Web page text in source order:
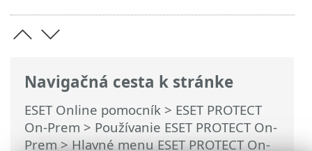
Navigačná cesta k stránke
ESET Online pomocník > ESET PROTECT
On-Prem > Používanie ESET PROTECT On-
Prem>Hlavné menu ESET PROTECT On-